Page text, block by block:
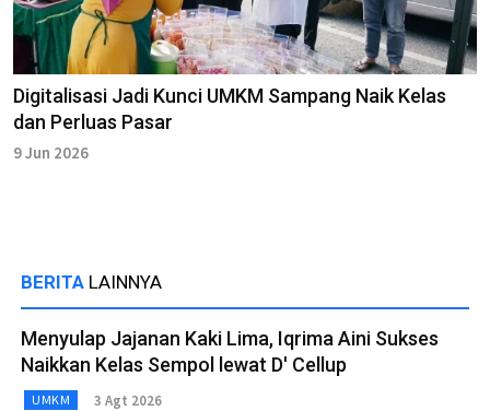
Digitalisasi Jadi Kunci UMKM Sampang Naik Kelas
dan Perluas Pasar
9 Jun 2026
BERITA LAINNYA
Menyulap Jajanan Kaki Lima, Iqrima Aini Sukses
Naikkan Kelas Sempol lewat D' Cellup
UMKM 3 Agt 2026